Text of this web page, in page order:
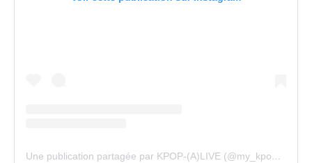
Une publication partagée par KPOP-(A)LIVE (@my_kpopalive)